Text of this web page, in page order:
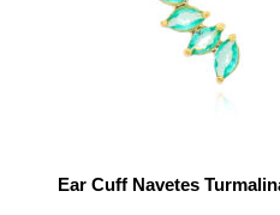
Ear Cuff Navetes